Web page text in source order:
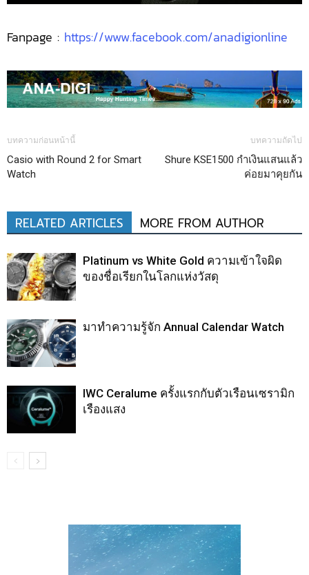
Fanpage : https://www.facebook.com/anadigionline
บทความก่อนหน้านี้
Casio with Round 2 for Smart
Watch
บทความถัดไป
Shure KSE1500 กำเงินแสนแล้ว
ค่อยมาคุยกัน
RELATED ARTICLES MORE FROM AUTHOR
Platinum vs White Gold ความเข้าใจผิด
ของชื่อเรียกในโลกแห่งวัสดุ
มาทำความรู้จัก Annual Calendar Watch
IWC Ceralume ครั้งแรกกับตัวเรือนเซรามิก
เรืองแสง